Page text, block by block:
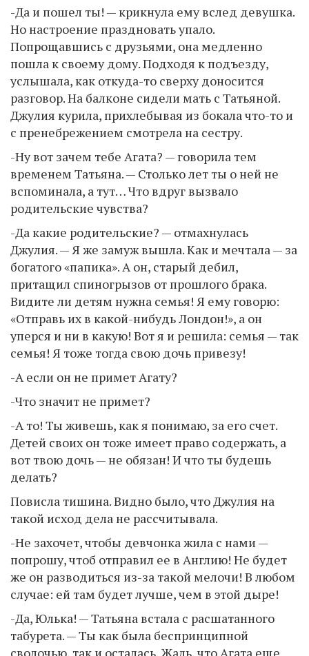
-Да и пошел ты! — крикнула ему вслед девушка.
Но настроение праздновать упало.
Попрощавшись с друзьями, она медленно
пошла к своему дому. Подходя к подъезду,
услышала, как откуда-то сверху доносится
разговор. На балконе сидели мать с Татьяной.
Джулия курила, прихлебывая из бокала что-то и
с пренебрежением смотрела на сестру.
-Ну вот зачем тебе Агата? — говорила тем
временем Татьяна. — Столько лет ты о ней не
вспоминала, а тут… Что вдруг вызвало
родительские чувства?
-Да какие родительские? — отмахнулась
Джулия. — Я же замуж вышла. Как и мечтала — за
богатого «папика». А он, старый дебил,
притащил спиногрызов от прошлого брака.
Видите ли детям нужна семья! Я ему говорю:
«Отправь их в какой-нибудь Лондон!», а он
уперся и ни в какую! Вот я и решила: семья — так
семья! Я тоже тогда свою дочь привезу!
-А если он не примет Агату?
-Что значит не примет?
-А то! Ты живешь, как я понимаю, за его счет.
Детей своих он тоже имеет право содержать, а
вот твою дочь — не обязан! И что ты будешь
делать?
Повисла тишина. Видно было, что Джулия на
такой исход дела не рассчитывала.
-Не захочет, чтобы девчонка жила с нами —
попрошу, чтоб отправил ее в Англию! Не будет
же он разводиться из-за такой мелочи! В любом
случае: ей там будет лучше, чем в этой дыре!
-Да, Юлька! — Татьяна встала с расшатанного
табурета. — Ты как была беспринципной
сволочью, так и осталась. Жаль, что Агата еще